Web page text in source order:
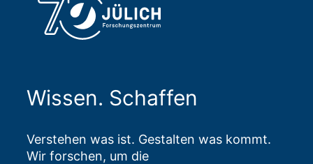
Wissen. Schaffen
Verstehen was ist. Gestalten was kommt.
Wir forschen, um die